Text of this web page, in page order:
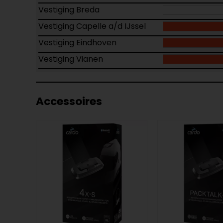
Vestiging Breda
Vestiging Capelle a/d IJssel
Vestiging Eindhoven
Vestiging Vianen
Accessoires